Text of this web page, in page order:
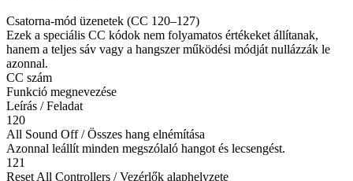
Csatorna-mód üzenetek (CC 120–127)
Ezek a speciális CC kódok nem folyamatos értékeket állítanak,
hanem a teljes sáv vagy a hangszer működési módját nullázzák le
azonnal.
CC szám
Funkció megnevezése
Leírás / Feladat
120
All Sound Off / Összes hang elnémítása
Azonnal leállít minden megszólaló hangot és lecsengést.
121
Reset All Controllers / Vezérlők alaphelyzete